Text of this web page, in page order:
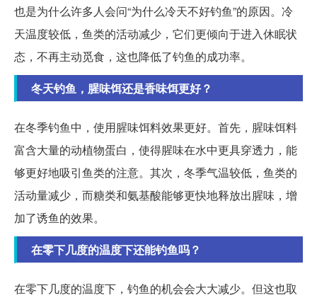
也是为什么许多人会问“为什么冷天不好钓鱼”的原因。冷
天温度较低，鱼类的活动减少，它们更倾向于进入休眠状
态，不再主动觅食，这也降低了钓鱼的成功率。
冬天钓鱼，腥味饵还是香味饵更好？
在冬季钓鱼中，使用腥味饵料效果更好。首先，腥味饵料
富含大量的动植物蛋白，使得腥味在水中更具穿透力，能
够更好地吸引鱼类的注意。其次，冬季气温较低，鱼类的
活动量减少，而糖类和氨基酸能够更快地释放出腥味，增
加了诱鱼的效果。
在零下几度的温度下还能钓鱼吗？
在零下几度的温度下，钓鱼的机会会大大减少。但这也取